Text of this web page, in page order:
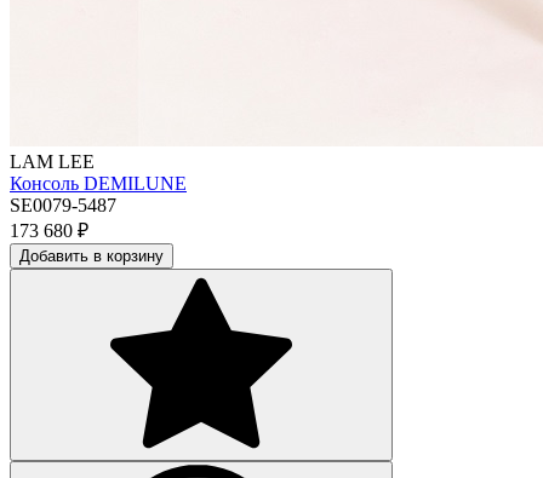
LAM LEE
Консоль DEMILUNE
SE0079-5487
173 680 ₽
Добавить в корзину